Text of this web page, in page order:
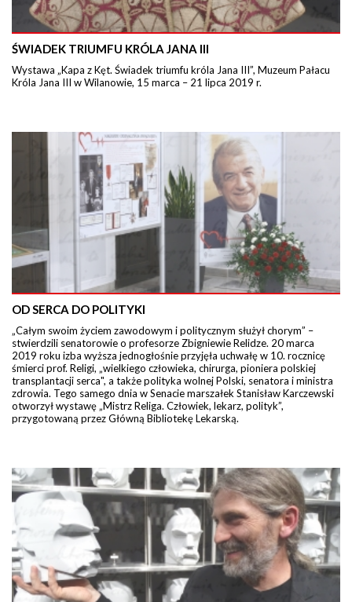
ŚWIADEK TRIUMFU KRÓLA JANA III
Wystawa „Kapa z Kęt. Świadek triumfu króla Jana III”, Muzeum Pałacu
Króla Jana III w Wilanowie, 15 marca – 21 lipca 2019 r.
OD SERCA DO POLITYKI
„Całym swoim życiem zawodowym i politycznym służył chorym” –
stwierdzili senatorowie o profesorze Zbigniewie Relidze. 20 marca
2019 roku izba wyższa jednogłośnie przyjęła uchwałę w 10. rocznicę
śmierci prof. Religi, „wielkiego człowieka, chirurga, pioniera polskiej
transplantacji serca", a także polityka wolnej Polski, senatora i ministra
zdrowia. Tego samego dnia w Senacie marszałek Stanisław Karczewski
otworzył wystawę „Mistrz Religa. Człowiek, lekarz, polityk”,
przygotowaną przez Główną Bibliotekę Lekarską.